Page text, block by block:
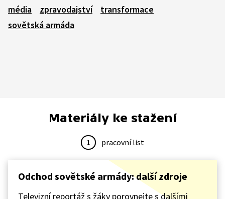
média
zpravodajství
transformace
sovětská armáda
Materiály ke stažení
1 pracovní list
Odchod sovětské armády: další zdroje
Televizní reportáž s žáky porovnejte s dalšími